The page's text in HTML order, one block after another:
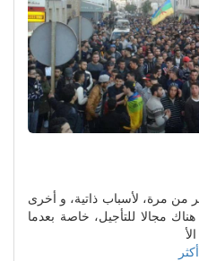
من مرة، لأسباب ذاتية، و أخرى
مجالا للتأجيل، خاصة بعدما